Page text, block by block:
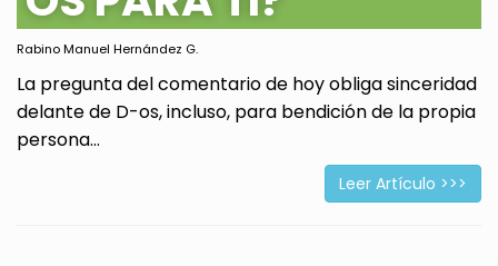
Rabino Manuel Hernández G.
La pregunta del comentario de hoy obliga sinceridad
delante de D-os, incluso, para bendición de la propia
persona...
Leer Artículo >>>